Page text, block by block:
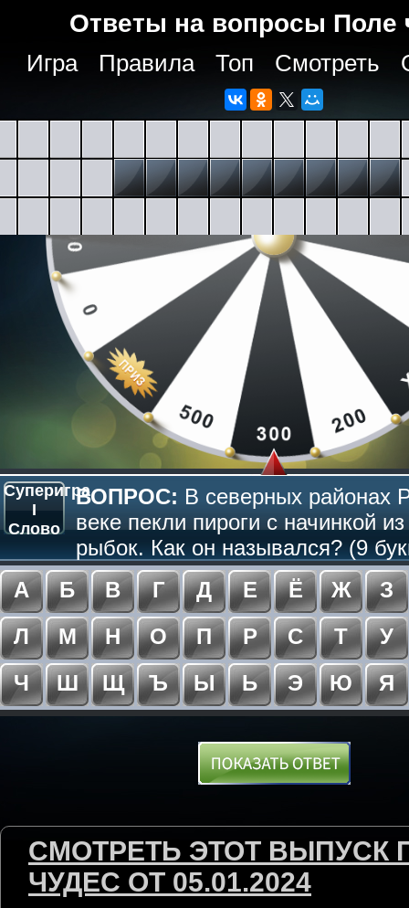
Ответы на вопросы Поле
Игра Правила Топ Смотреть
Суперигра
I
Слово
ВОПРОС: В северных районах
веке пекли пироги с начинкой
рыбок. Как он назывался? (9
А
Б В Г Д Е Ё Ж
З
Л
М Н О П Р С Т
У
Ч
Ш Щ Ъ Ы Ь Э Ю Я
СМОТРЕТЬ ЭТОТ ВЫПУСК
ЧУДЕС ОТ 05.01.2024